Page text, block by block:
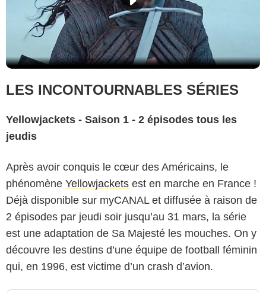
LES INCONTOURNABLES SÉRIES
Yellowjackets - Saison 1 - 2 épisodes tous les
jeudis
Après avoir conquis le cœur des Américains, le
phénomène Yellowjackets est en marche en France !
Déjà disponible sur myCANAL et diffusée à raison de
2 épisodes par jeudi soir jusqu’au 31 mars, la série
est une adaptation de Sa Majesté les mouches. On y
découvre les destins d’une équipe de football féminin
qui, en 1996, est victime d’un crash d’avion.